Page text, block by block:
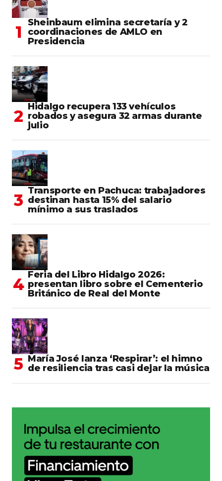
Sheinbaum elimina secretaría y 2
coordinaciones de AMLO en
Presidencia
Hidalgo recupera 133 vehículos
robados y asegura 32 armas durante
julio
Transporte en Pachuca: trabajadores
destinan hasta 15% del salario
mínimo a sus traslados
Feria del Libro Hidalgo 2026:
presentan libro sobre el Cementerio
Británico de Real del Monte
María José lanza ‘Respirar’: el himno
de resiliencia tras casi dejar la música